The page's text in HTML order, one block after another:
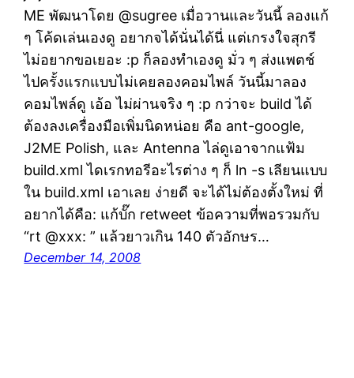
ME พัฒนาโดย @sugree เมื่อวานและวันนี้ ลองแก้
ๆ โค้ดเล่นเองดู อยากจได้นั่นได้นี่ แต่เกรงใจสุกรี
ไม่อยากขอเยอะ :p ก็ลองทำเองดู มั่ว ๆ ส่งแพตช์
ไปครั้งแรกแบบไม่เคยลองคอมไพล์ วันนี้มาลอง
คอมไพล์ดู เอ้อ ไม่ผ่านจริง ๆ :p กว่าจะ build ได้
ต้องลงเครื่องมือเพิ่มนิดหน่อย คือ ant-google,
J2ME Polish, และ Antenna ไล่ดูเอาจากแฟ้ม
build.xml ไดเรกทอรีอะไรต่าง ๆ ก็ ln -s เลียนแบบ
ใน build.xml เอาเลย ง่ายดี จะได้ไม่ต้องตั้งใหม่ ที่
อยากได้คือ: แก้บั๊ก retweet ข้อความที่พอรวมกับ
“rt @xxx: ” แล้วยาวเกิน 140 ตัวอักษร…
December 14, 2008